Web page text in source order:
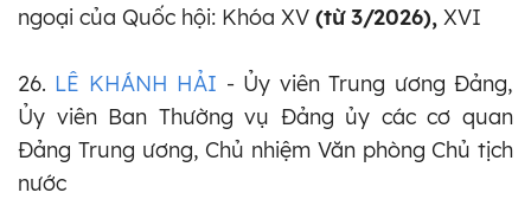
ngoại của Quốc hội: Khóa XV (từ 3/2026), XVI
26. LÊ KHÁNH HẢI - Ủy viên Trung ương Đảng,
Ủy viên Ban Thường vụ Đảng ủy các cơ quan
Đảng Trung ương, Chủ nhiệm Văn phòng Chủ tịch
nước